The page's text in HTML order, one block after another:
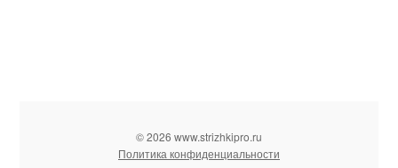
© 2026 www.strizhkipro.ru
Политика конфиденциальности